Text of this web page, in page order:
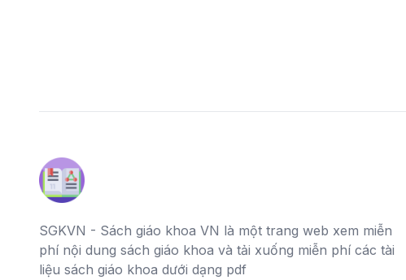
SGKVN - Sách giáo khoa VN là một trang web xem miễn
phí nội dung sách giáo khoa và tải xuống miễn phí các tài
liệu sách giáo khoa dưới dạng pdf